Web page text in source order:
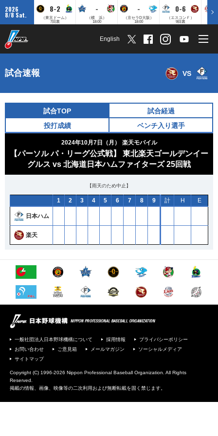
2026
8/8 Sat.
8-2
（東京ドーム）
7回裏
-
（横 浜）
18:00
-
（京セラD大阪）
18:00
0-6
（エスコンＦ）
9回裏
English
試合速報 VS
試合TOP
試合経過
投打成績
ベンチ入り選手
2024年10月7日（月） 楽天モバイル
【パーソル パ・リーグ公式戦】 東北楽天ゴールデンイー
グルス vs 北海道日本ハムファイターズ 25回戦
【雨天のため中止】
1 2 3 4 5 6 7 8 9 計 H E
日本ハム
楽天
一般社団法人日本野球機構について 採用情報
プライバシーポリシー
お問い合わせ
ご意見箱 メールマガジン
ソーシャルメディア
サイトマップ
Copyright (C) 1996-2026 Nippon Professional Baseball Organization. All Rights
Reserved.
掲載の情報、画像、映像等の二次利用および無断転載を固く禁じます。